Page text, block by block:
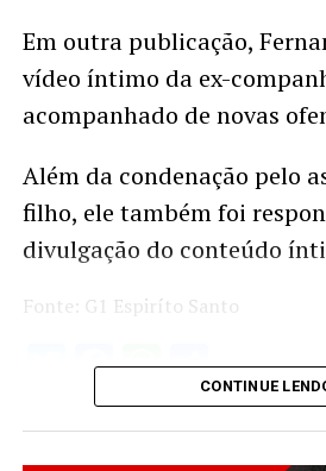
Em outra publicação,
vídeo íntimo da ex-
acompanhado de novas
Além da condenação pelo
filho, ele também foi
divulgação do conteúdo
Fonte: G1 Espiríto Santo
Twitter
Facebook
Share
CONTINUE